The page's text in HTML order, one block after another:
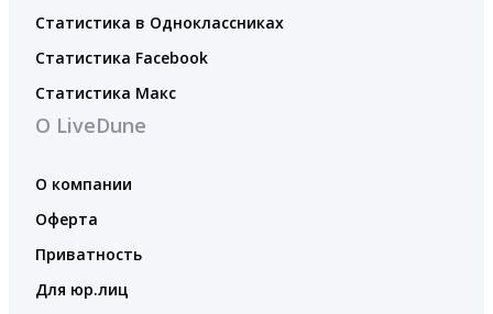
Статистика в Одноклассниках
Статистика Facebook
Статистика Макс
О LiveDune
О компании
Оферта
Приватность
Для юр.лиц